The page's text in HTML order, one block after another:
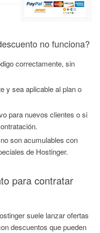
no funciona?
correctamente, sin
y sea aplicable al plan o
para nuevos clientes o si
son acumulables con
de Hostinger.
para contratar
suele lanzar ofertas
descuentos que pueden